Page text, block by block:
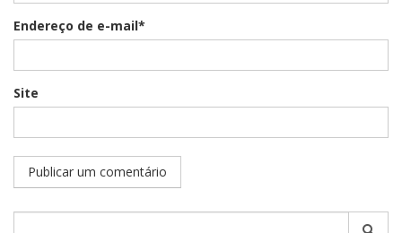
Endereço de e-mail*
Site